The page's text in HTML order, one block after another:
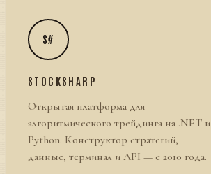
S#
STOCKSHARP
Открытая платформа для
алгоритмического трейдинга на .NET и
Python. Конструктор стратегий,
данные, терминал и API — с 2010 года.